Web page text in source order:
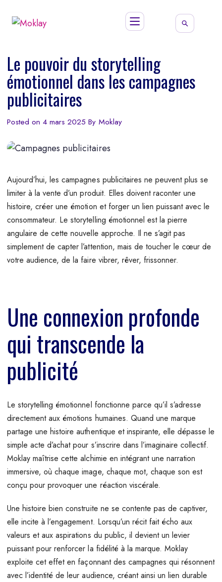
Le pouvoir du storytelling
émotionnel dans les campagnes
publicitaires
Posted on4 mars 2025 By Moklay
Aujourd’hui, les campagnes publicitaires ne peuvent plus se
limiter à la vente d’un produit. Elles doivent raconter une
histoire, créer une émotion et forger un lien puissant avec le
consommateur. Le storytelling émotionnel est la pierre
angulaire de cette nouvelle approche. Il ne s’agit pas
simplement de capter l’attention, mais de toucher le cœur de
votre audience, de la faire vibrer, rêver, frissonner.
Une connexion profonde
qui transcende la
publicité
Le storytelling émotionnel fonctionne parce qu’il s’adresse
directement aux émotions humaines. Quand une marque
partage une histoire authentique et inspirante, elle dépasse le
simple acte d’achat pour s’inscrire dans l’imaginaire collectif.
Moklay maîtrise cette alchimie en intégrant une narration
immersive, où chaque image, chaque mot, chaque son est
conçu pour provoquer une réaction viscérale.
Une histoire bien construite ne se contente pas de captiver,
elle incite à l’engagement. Lorsqu’un récit fait écho aux
valeurs et aux aspirations du public, il devient un levier
puissant pour renforcer la fidélité à la marque. Moklay
exploite cet effet en façonnant des campagnes qui résonnent
avec l’identité de leur audience, créant ainsi un lien durable